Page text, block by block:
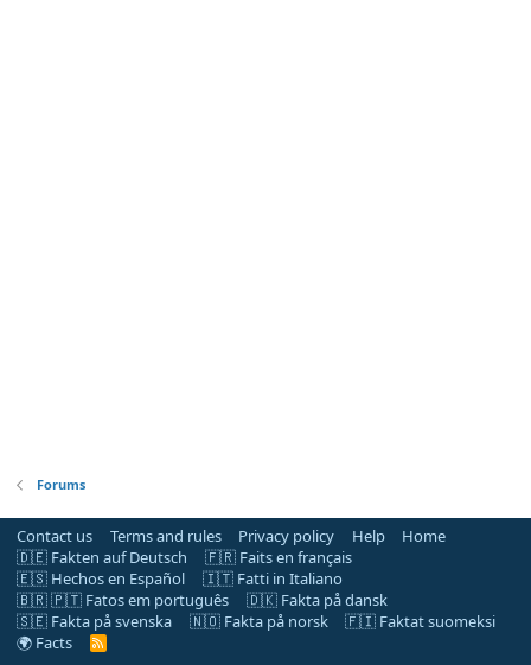
Forums
Contact us Terms and rules Privacy policy Help
Home
🇩🇪 Fakten auf Deutsch
🇫🇷 Faits en français
🇪🇸 Hechos en Español
🇮🇹 Fatti in Italiano
🇧🇷 🇵🇹 Fatos em português
🇩🇰 Fakta på dansk
🇸🇪 Fakta på svenska
🇳🇴 Fakta på norsk
🇫🇮 Faktat suomeksi
🌍 Facts
R